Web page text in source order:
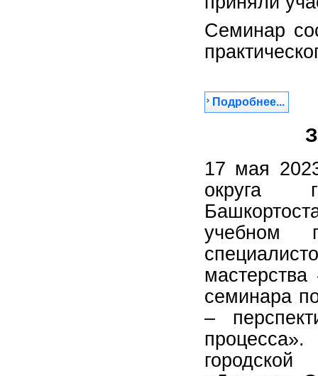
Семинар
Подробнее...
17 мая
округа
учебном
семинара
–
городской